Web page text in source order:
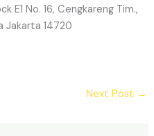
E1 No. 16, Cengkareng Tim.,
Jakarta 14720
Next Post →